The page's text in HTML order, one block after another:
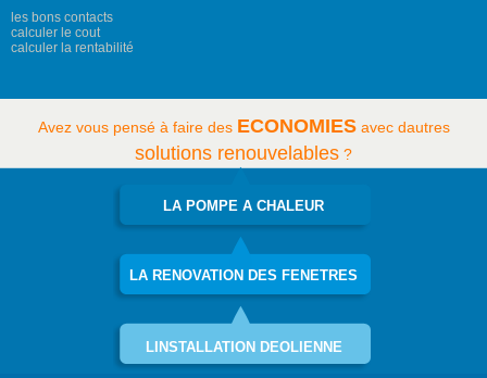
les bons contacts
calculer le cout
calculer la rentabilité
Avez vous pensé à faire des ECONOMIESavec dautres
solutions renouvelables ?
LA POMPE A CHALEUR
LA RENOVATION DES FENETRES
LINSTALLATION DEOLIENNE